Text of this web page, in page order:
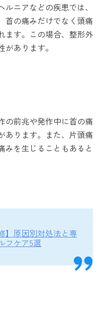
ニアなどの疾患では、
首の痛みだけでなく頭痛
ます。この場合、整形外
あります。
の前兆や発作中に首の痛
あります。また、片頭痛
みを生じることもあると
】原因別対処法と専
フケア5選